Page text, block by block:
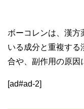
ボーコレンは、漢方
いる成分と重複する
合や、副作用の原因
[ad#ad-2]